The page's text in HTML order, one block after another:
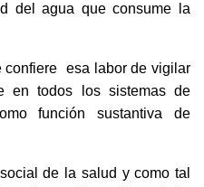
del agua que consume la
confiere esa labor de vigilar
en todos los sistemas de
función sustantiva de
de la salud y como tal